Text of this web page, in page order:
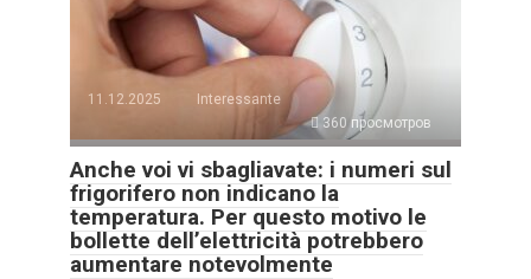
11.12.2025
Interessante
360 просмотров
Anche voi vi sbagliavate: i numeri sul
frigorifero non indicano la
temperatura. Per questo motivo le
bollette dell’elettricità potrebbero
aumentare notevolmente